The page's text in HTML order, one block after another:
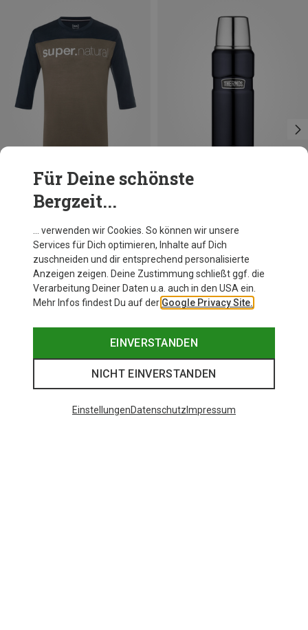
Super.Natural
Herren Contrast 3/4 T-Shirt
M
Für Deine schönste
Bergzeit...
… verwenden wir Cookies. So können wir unsere
Services für Dich optimieren, Inhalte auf Dich
zuschneiden und dir entsprechend personalisierte
Anzeigen zeigen. Deine Zustimmung schließt ggf. die
Verarbeitung Deiner Daten u.a. auch in den USA ein.
Mehr Infos findest Du auf der Google Privacy Site.
EINVERSTANDEN
NICHT EINVERSTANDEN
EinstellungenDatenschutz Impressum